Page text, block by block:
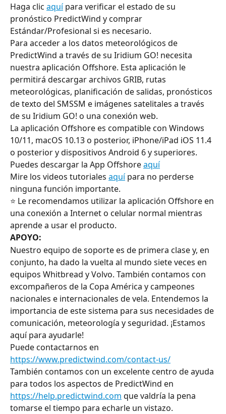
Haga clic aquí para verificar el estado de su
pronóstico PredictWind y comprar
Estándar/Profesional si es necesario.
Para acceder a los datos meteorológicos de
PredictWind a través de su Iridium GO! necesita
nuestra aplicación Offshore. Esta aplicación le
permitirá descargar archivos GRIB, rutas
meteorológicas, planificación de salidas, pronósticos
de texto del SMSSM e imágenes satelitales a través
de su Iridium GO! o una conexión web.
La aplicación Offshore es compatible con Windows
10/11, macOS 10.13 o posterior, iPhone/iPad iOS 11.4
o posterior y dispositivos Android 6 y superiores.
Puedes descargar la App Offshore aquí
Mire los videos tutoriales aquí para no perderse
ninguna función importante.
⭐ Le recomendamos utilizar la aplicación Offshore en
una conexión a Internet o celular normal mientras
aprende a usar el producto.
APOYO:
Nuestro equipo de soporte es de primera clase y, en
conjunto, ha dado la vuelta al mundo siete veces en
equipos Whitbread y Volvo. También contamos con
excompañeros de la Copa América y campeones
nacionales e internacionales de vela. Entendemos la
importancia de este sistema para sus necesidades de
comunicación, meteorología y seguridad. ¡Estamos
aquí para ayudarle!
Puede contactarnos en
https://www.predictwind.com/contact-us/
También contamos con un excelente centro de ayuda
para todos los aspectos de PredictWind en
https://help.predictwind.com que valdría la pena
tomarse el tiempo para echarle un vistazo.